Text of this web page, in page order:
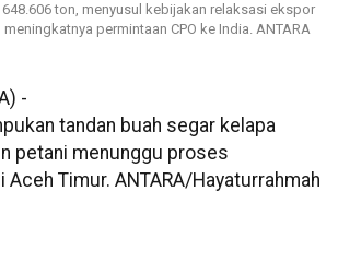
ton, menyusul kebijakan relaksasi ekspor
permintaan CPO ke India. ANTARA
-
tandan buah segar kelapa
petani menunggu proses
Aceh Timur. ANTARA/Hayaturrahmah